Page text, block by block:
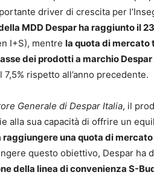
driver di crescita per
MDD Despar ha raggiunto il
I+S), mentre la quota di mercato
dei prodotti a marchio
rispetto all’anno precedente.
Generale di Despar Italia, il
alla sua capacità di offrire un
raggiungere una quota di
questo obiettivo, Despar ha
della linea di convenienza S-